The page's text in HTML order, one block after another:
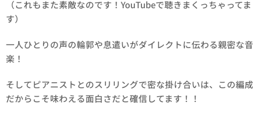
（これもまた素敵なのです！YouTubeで聴きまくっちゃってま
す）
一人ひとりの声の輪郭や息遣いがダイレクトに伝わる親密な音
楽！
そしてピアニストとのスリリングで密な掛け合いは、この編成
だからこそ味わえる面白さだと確信してます！！